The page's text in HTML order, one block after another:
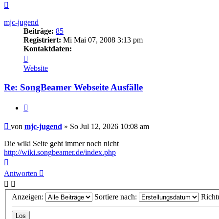
mjc-jugend
Beiträge: 85
Registriert: Mi Mai 07, 2008 3:13 pm
Kontaktdaten:
von
mjc-
jugend
Website
Re: SongBeamer Webseite Ausfälle
Beitrag
von mjc-jugend » So Jul 12, 2026 10:08 am
Die wiki Seite geht immer noch nicht
http://wiki.songbeamer.de/index.php
oben
Antworten
Anzeigen: Sortiere nach: